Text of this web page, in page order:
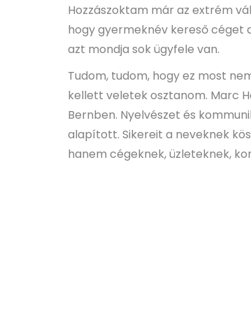
Hozzászoktam már az extrém
hogy gyermeknév kereső céget
azt mondja sok ügyfele van.
Tudom, tudom, hogy ez most
kellett veletek osztanom. Marc
Bernben. Nyelvészet és
alapított. Sikereit a neveknek
hanem cégeknek, üzleteknek,